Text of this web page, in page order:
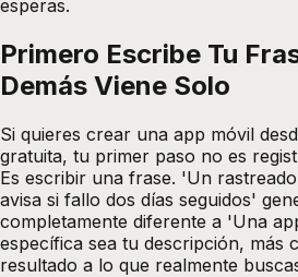
esperas.
Primero Escribe Tu
Demás Viene Solo
Si quieres crear una app móvil
gratuita, tu primer paso no es
Es escribir una frase. 'Un
avisa si fallo dos días seguidos'
completamente diferente a 'Una
específica sea tu descripción, más
resultado a lo que realmente